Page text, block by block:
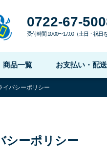
0722-67-
受付時間 10:00〜17:00（土日・祝日を
商品一覧 お支払い・配
イバシーポリシー
シーポリシー